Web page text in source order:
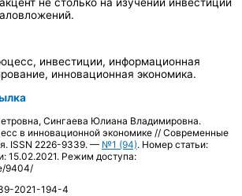
инвестиции, информационная
инновационная экономика.
Сингаева Юлиана Владимировна.
в инновационной экономике // Современные
ISSN 2226-9339. — №1 (94). Номер статьи:
15.02.2021. Режим доступа:
9404/
2021-194-4